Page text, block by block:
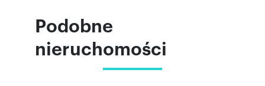
Układ mieszkania pozwala na komfortowe
zapewniają dobre doświetlenie wnętrza.
zamieszkania.Mieszkanie idealnie sprawdzi się
Podobne
nieruchomości